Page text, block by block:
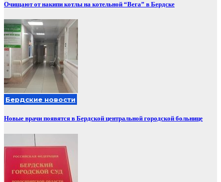
Очищают от накипи котлы на котельной “Вега” в Бердске
Бердские новости
Новые врачи появятся в Бердской центральной городской больнице